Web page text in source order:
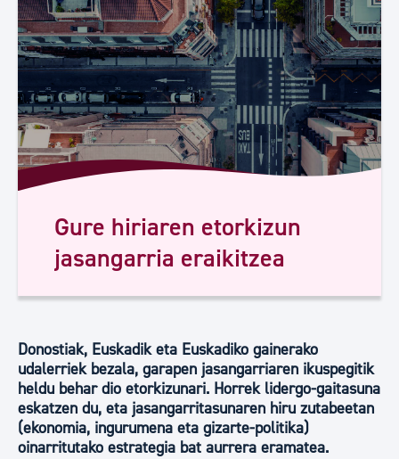
Gure hiriaren etorkizun
jasangarria eraikitzea
Donostiak, Euskadik eta Euskadiko gainerako
udalerriek bezala, garapen jasangarriaren ikuspegitik
heldu behar dio etorkizunari. Horrek lidergo-gaitasuna
eskatzen du, eta jasangarritasunaren hiru zutabeetan
(ekonomia, ingurumena eta gizarte-politika)
oinarritutako estrategia bat aurrera eramatea.